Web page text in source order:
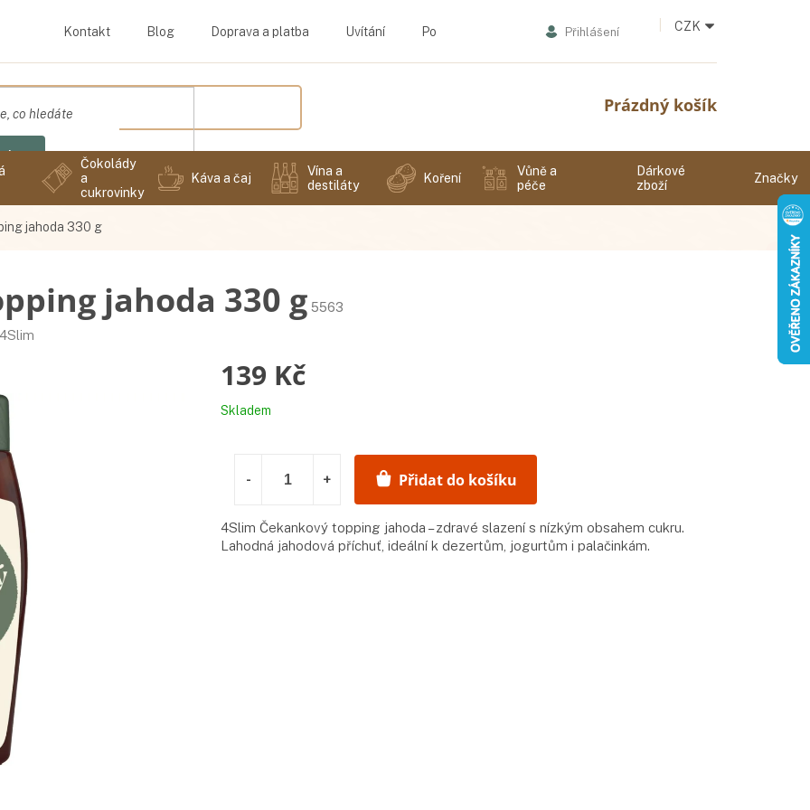
Kontakt Blog Doprava a platba Uvítání Podmínky ochrany osobních údajů CZK
Přihlášení
Nákupní
košík
Prázdný košík
Čokolády
a
cukrovinky
Káva a čaj
Vína a
destiláty
Koření
Vůně a
péče
Dárkové
zboží
Značky
jahoda 330 g
jahoda 330 g 5563
4Slim
139 Kč
Měrná
Skladem
Přidat do košíku
4Slim Čekankový topping jahoda – zdravé slazení s nízkým obsahem cukru.
Lahodná jahodová příchuť, ideální k dezertům, jogurtům i palačinkám.